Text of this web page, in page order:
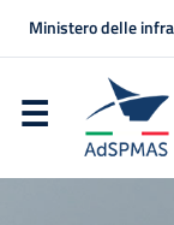
Ministero delle